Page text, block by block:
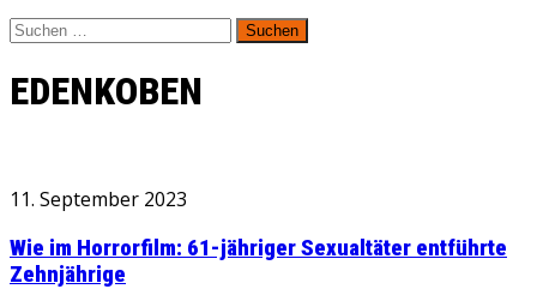
Suchen
nach:
EDENKOBEN
11. September 2023
Wie im Horrorfilm: 61-jähriger Sexualtäter entführte
Zehnjährige